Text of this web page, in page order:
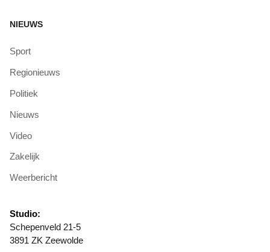
NIEUWS
Sport
Regionieuws
Politiek
Nieuws
Video
Zakelijk
Weerbericht
Studio:
Schepenveld 21-5
3891 ZK Zeewolde